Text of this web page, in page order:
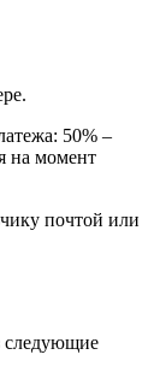
50% –
на момент
почтой или
следующие